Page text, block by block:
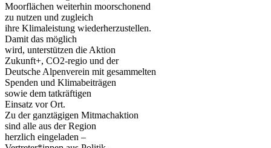
Moorflächen weiterhin moorschonend
zu nutzen und zugleich
ihre Klimaleistung wiederherzustellen.
Damit das möglich
wird, unterstützen die Aktion
Zukunft+, CO2-regio und der
Deutsche Alpenverein mit gesammelten
Spenden und Klimabeiträgen
sowie dem tatkräftigen
Einsatz vor Ort.
Zu der ganztägigen Mitmachaktion
sind alle aus der Region
herzlich eingeladen –